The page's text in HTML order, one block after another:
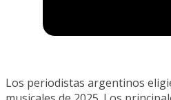
Los periodistas argentinos